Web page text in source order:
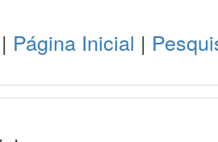
| Página Inicial |